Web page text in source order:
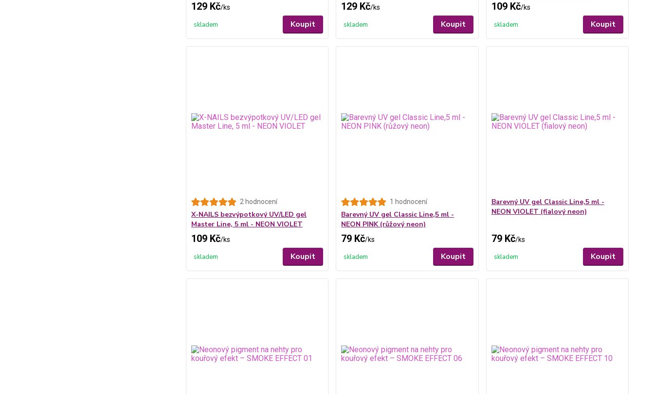
129 Kč/ks
skladem Koupit
129 Kč/ks
skladem Koupit
109 Kč/ks
skladem Koupit
2 hodnocení
X-NAILS bezvýpotkový UV/LED gel
Master Line, 5 ml - NEON VIOLET
109 Kč/ks
skladem Koupit
1 hodnocení
Barevný UV gel Classic Line,5 ml -
NEON PINK (růžový neon)
79 Kč/ks
skladem Koupit
Barevný UV gel Classic Line,5 ml -
NEON VIOLET (fialový neon)
79 Kč/ks
skladem Koupit